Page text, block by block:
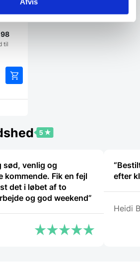
til
sød, venlig og
kommende. Fik en fejl
det i løbet af to
og god weekend”
efter
Heidi